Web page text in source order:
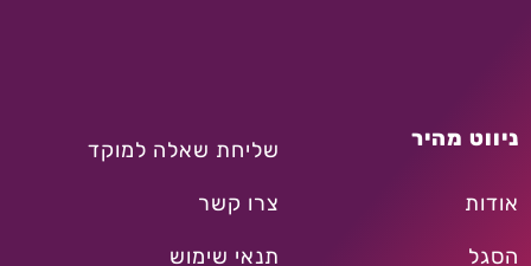
ניווט מהיר
אודות
הסגל
שליחת שאלה למוקד
צרו קשר
תנאי שימוש